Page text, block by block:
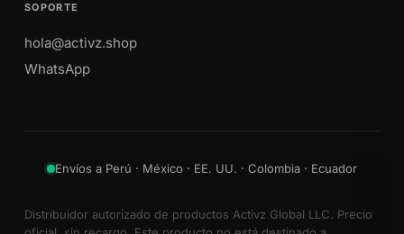
SOPORTE
hola@activz.shop
WhatsApp
Envíos a Perú · México · EE. UU. · Colombia · Ecuador
Distribuidor autorizado de productos Activz Global LLC. Precio